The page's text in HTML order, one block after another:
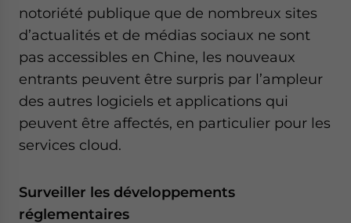
notoriété publique que de nombreux sites
d’actualités et de médias sociaux ne sont
pas accessibles en Chine, les nouveaux
entrants peuvent être surpris par l’ampleur
des autres logiciels et applications qui
peuvent être affectés, en particulier pour les
services cloud.
Surveiller les développements
réglementaires